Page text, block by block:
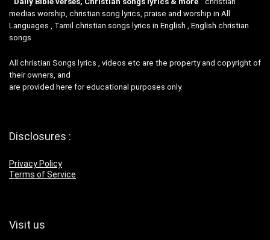
medias worship, christian song lyrics, praise and worship in All
Languages , Tamil christian songs lyrics in English , English christian
songs .
All christian Songs lyrics , videos etc are the property and copyright of
their owners, and
are provided here for educational purposes only.
Disclosures :
Privacy Policy
Terms of Service
Visit us